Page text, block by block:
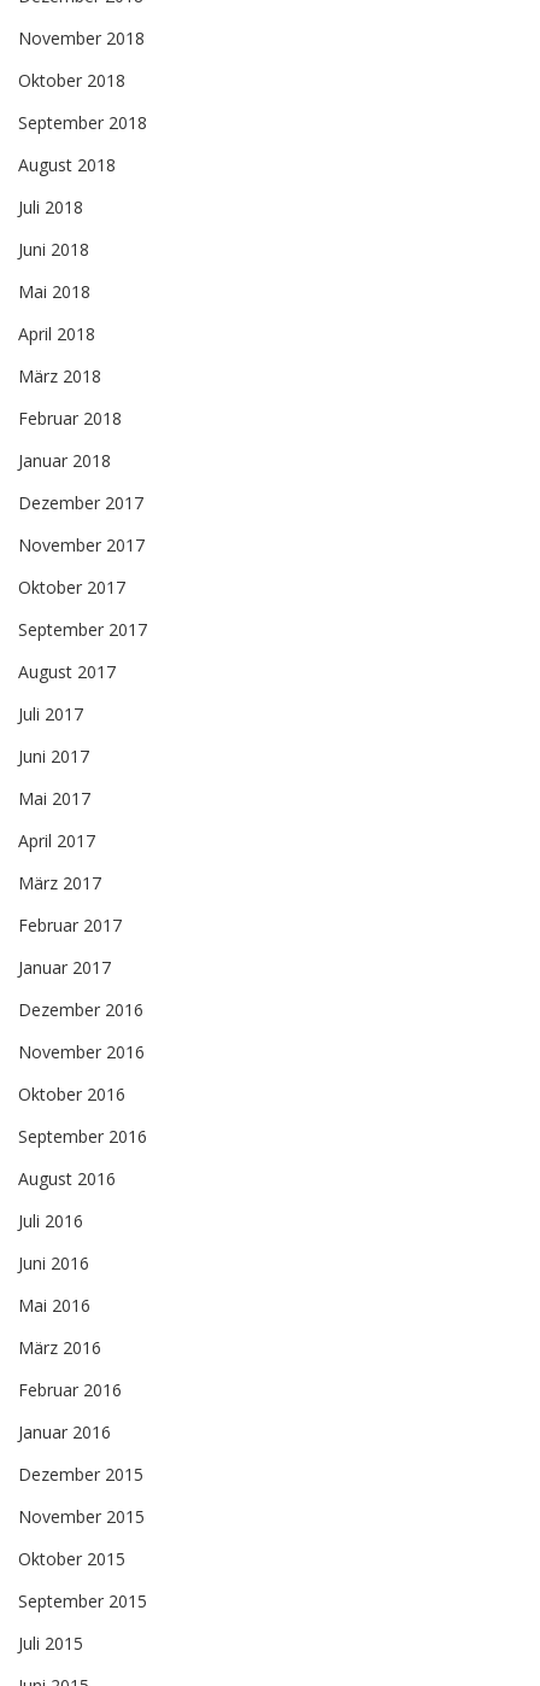
November 2018
Oktober 2018
September 2018
August 2018
Juli 2018
Juni 2018
Mai 2018
April 2018
März 2018
Februar 2018
Januar 2018
Dezember 2017
November 2017
Oktober 2017
September 2017
August 2017
Juli 2017
Juni 2017
Mai 2017
April 2017
März 2017
Februar 2017
Januar 2017
Dezember 2016
November 2016
Oktober 2016
September 2016
August 2016
Juli 2016
Juni 2016
Mai 2016
März 2016
Februar 2016
Januar 2016
Dezember 2015
November 2015
Oktober 2015
September 2015
Juli 2015